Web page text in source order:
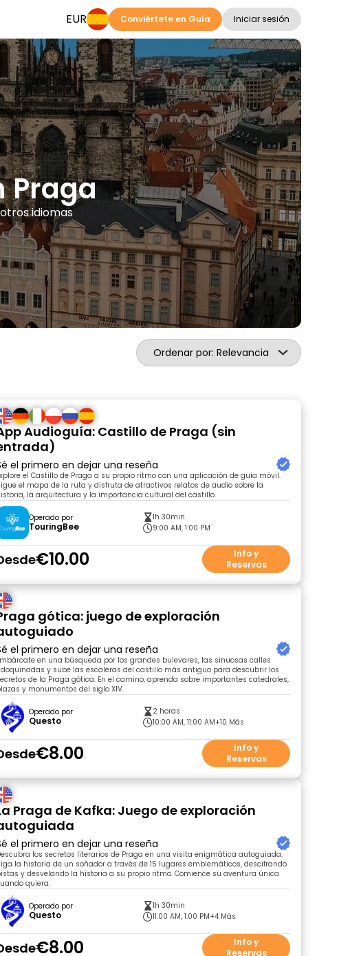
EUR Conviértete en Guía Iniciar sesión
Praga
idiomas
Ordenar por: Relevancia
Audioguía: Castillo de Praga (sin
el primero en dejar una reseña
el Castillo de Praga a su propio ritmo con una aplicación de guía móvil.
el mapa de la ruta y disfruta de atractivos relatos de audio sobre la
la arquitectura y la importancia cultural del castillo.
Operado por
TouringBee
1h 30min
9:00 AM, 1:00 PM
€10.00
Info y
Reservas
gótica: juego de exploración
el primero en dejar una reseña
en una búsqueda por los grandes bulevares, las sinuosas calles
y sube las escaleras del castillo más antiguo para descubrir los
de la Praga gótica. En el camino, aprenda sobre importantes catedrales,
y monumentos del siglo XIV.
Operado por
Questo
2 horas
10:00 AM, 11:00 AM+10 Más
€8.00
Info y
Reservas
Praga de Kafka: Juego de exploración
el primero en dejar una reseña
los secretos literarios de Praga en una visita enigmática autoguiada.
la historia de un soñador a través de 15 lugares emblemáticos, descifrando
y desvelando la historia a su propio ritmo. Comience su aventura única
quiera.
Operado por
Questo
1h 30min
11:00 AM, 1:00 PM+4 Más
€8.00
Info y
Reservas